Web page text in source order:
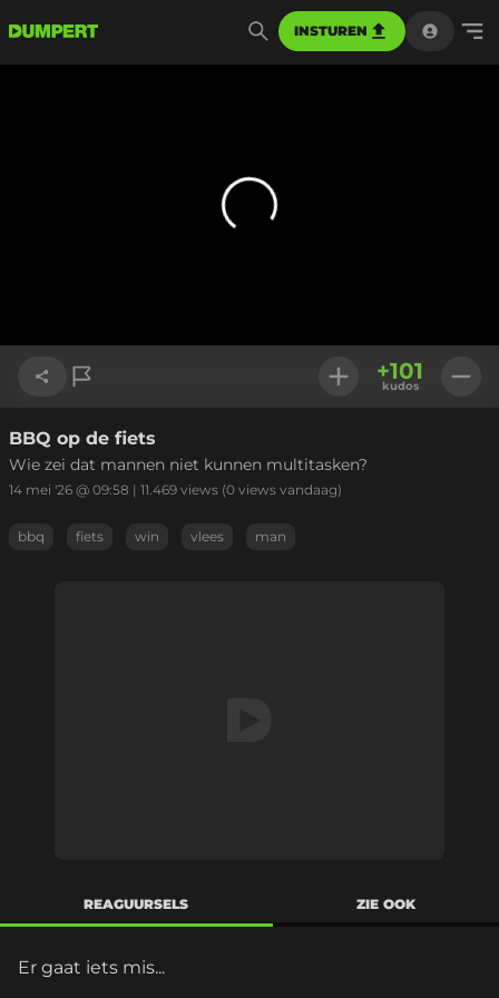
INSTUREN
Link kopiëren
+101
kudos
BBQ op de fiets
Wie zei dat mannen niet kunnen multitasken?
14 mei '26 @ 09:58 | 11.469 views (0 views vandaag)
bbq fiets win vlees man
REAGUURSELS ZIE OOK
Er gaat iets mis...